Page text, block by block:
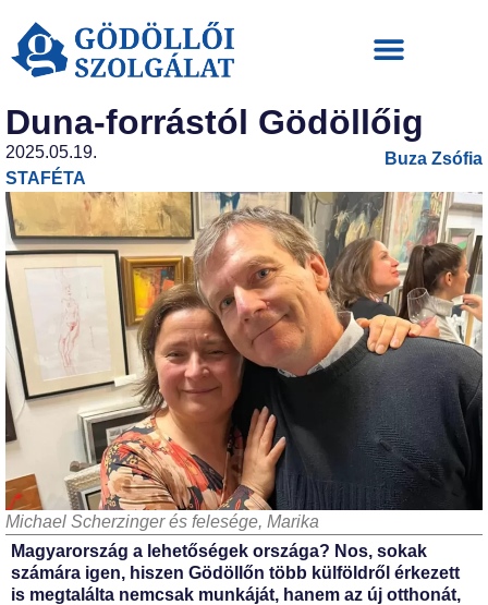
Duna-forrástól Gödöllőig
2025.05.19.
STAFÉTA
Buza Zsófia
Michael Scherzinger és felesége, Marika
Magyarország a lehetőségek országa? Nos, sokak
számára igen, hiszen Gödöllőn több külföldről érkezett
is megtalálta nemcsak munkáját, hanem az új otthonát,